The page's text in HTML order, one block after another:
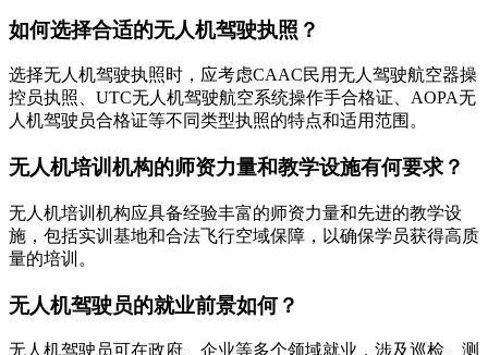
如何选择合适的无人机驾驶执照？
选择无人机驾驶执照时，应考虑CAAC民用无人驾驶航空器操
控员执照、UTC无人机驾驶航空系统操作手合格证、AOPA无
人机驾驶员合格证等不同类型执照的特点和适用范围。
无人机培训机构的师资力量和教学设施有何要求？
无人机培训机构应具备经验丰富的师资力量和先进的教学设
施，包括实训基地和合法飞行空域保障，以确保学员获得高质
量的培训。
无人机驾驶员的就业前景如何？
无人机驾驶员可在政府、企业等多个领域就业，涉及巡检、测